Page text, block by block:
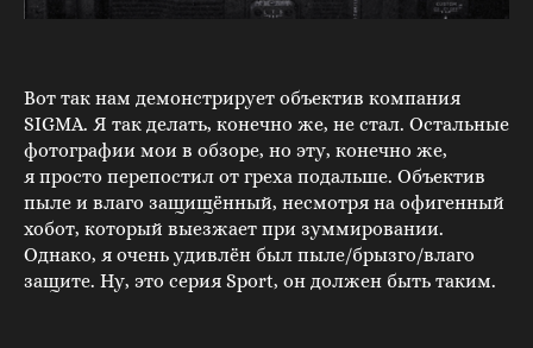
Вот так нам демонстрирует объектив компания
SIGMA. Я так делать, конечно же, не стал. Остальные
фотографии мои в обзоре, но эту, конечно же,
я просто перепостил от греха подальше. Объектив
пыле и влаго защищённый, несмотря на офигенный
хобот, который выезжает при зуммировании.
Однако, я очень удивлён был пыле/брызго/влаго
защите. Ну, это серия Sport, он должен быть таким.